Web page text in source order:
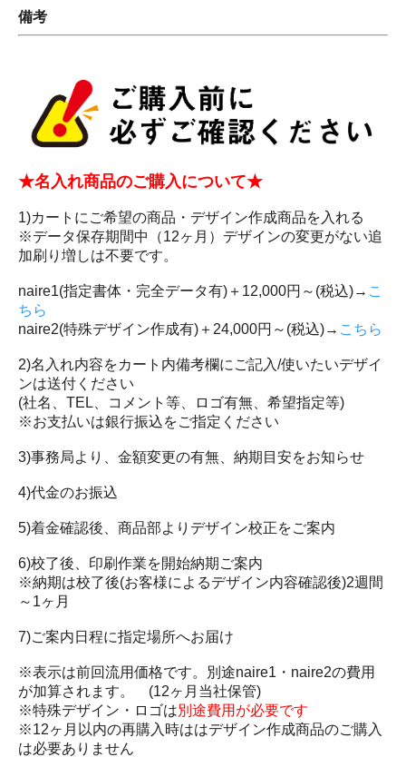
備考
★名入れ商品のご購入について★
1)カートにご希望の商品・デザイン作成商品を入れる
※データ保存期間中（12ヶ月）デザインの変更がない追
加刷り増しは不要です。
naire1(指定書体・完全データ有)＋12,000円～(税込)→ こ
ちら
naire2(特殊デザイン作成有)＋24,000円～(税込)→ こちら
2)名入れ内容をカート内備考欄にご記入/使いたいデザイ
ンは送付ください
(社名、TEL、コメント等、ロゴ有無、希望指定等)
※お支払いは銀行振込をご指定ください
3)事務局より、金額変更の有無、納期目安をお知らせ
4)代金のお振込
5)着金確認後、商品部よりデザイン校正をご案内
6)校了後、印刷作業を開始納期ご案内
※納期は校了後(お客様によるデザイン内容確認後)2週間
～1ヶ月
7)ご案内日程に指定場所へお届け
※表示は前回流用価格です。別途naire1・naire2の費用
が加算されます。 (12ヶ月当社保管)
※特殊デザイン・ロゴは別途費用が必要です
※12ヶ月以内の再購入時ははデザイン作成商品のご購入
は必要ありません